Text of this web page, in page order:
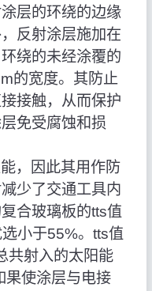
层的环绕的边缘
反射涂层施加在
绕的未经涂覆的
的宽度。其防止
接触，从而保护
免受腐蚀和损
，因此其用作防
少了交通工具内
合玻璃板的tts值
小于55%。tts值
共射入的太阳能
果使涂层与电接